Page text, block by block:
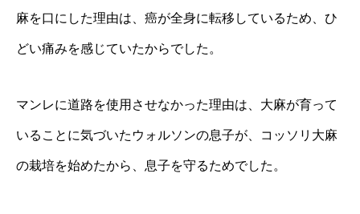
麻を口にした理由は、癌が全身に転移しているため、ひ
どい痛みを感じていたからでした。
マンレに道路を使用させなかった理由は、大麻が育って
いることに気づいたウォルソンの息子が、コッソリ大麻
の栽培を始めたから、息子を守るためでした。